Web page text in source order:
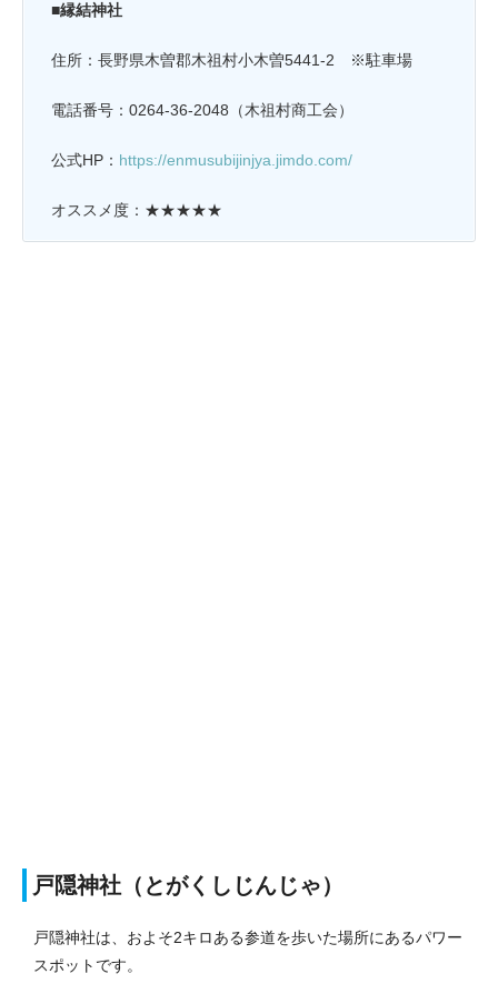
■縁結神社
住所：長野県木曽郡木祖村小木曽5441-2 ※駐車場
電話番号：0264-36-2048（木祖村商工会）
公式HP： https://enmusubijinjya.jimdo.com/
オススメ度：★★★★★
戸隠神社（とがくしじんじゃ）
戸隠神社は、およそ2キロある参道を歩いた場所にあるパワー
スポットです。